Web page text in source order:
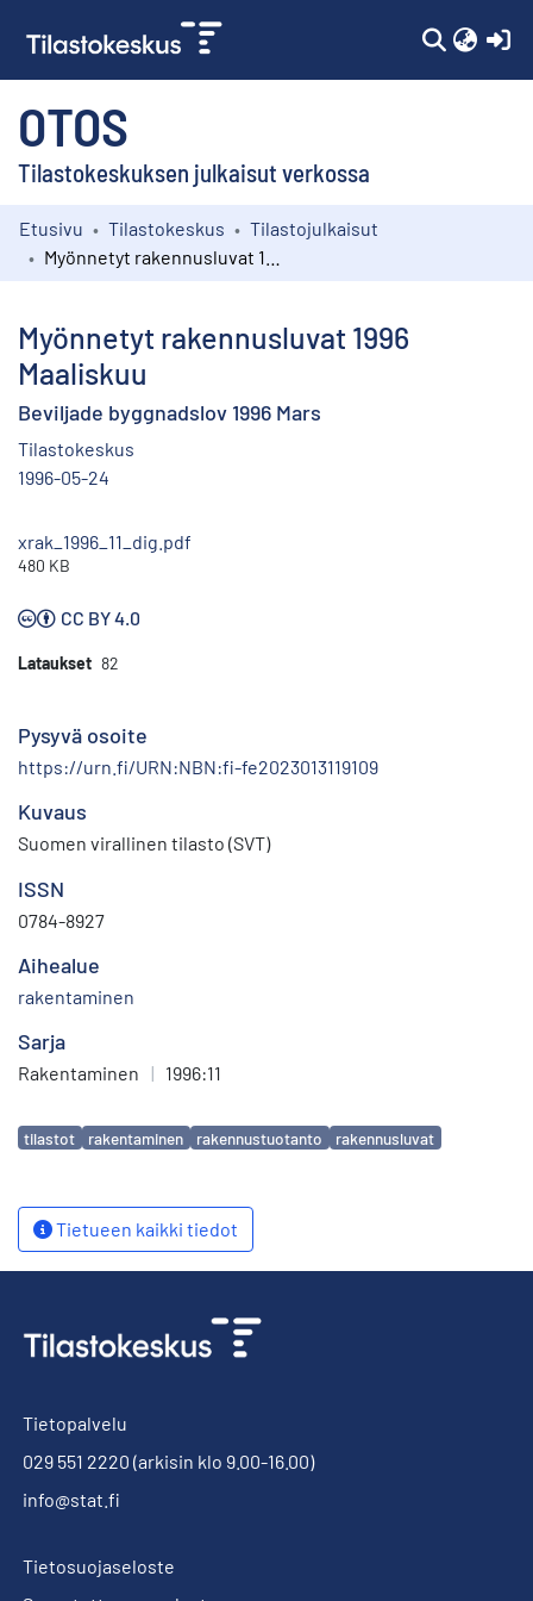
OTOS
Tilastokeskuksen julkaisut verkossa
Kokoelmat
Etusivu Tilastokeskus
Tilastojulkaisut
Myönnetyt rakennusluvat 1996
Maaliskuu
Beviljade byggnadslov 1996 Mars
Tilastokeskus
1996-05-24
xrak_1996_11_dig.pdf
480 KB
CC BY 4.0
Lataukset 82
Pysyvä osoite
https://urn.fi/URN:NBN:fi-fe2023013119109
Kuvaus
Suomen virallinen tilasto (SVT)
ISSN
0784-8927
Aihealue
rakentaminen
Sarja
Rakentaminen | 1996:11
Avainsanat
tilastot rakentaminen rakennustuotanto rakennusluvat
Tietueen kaikki tiedot
Tietopalvelu
029 551 2220 (arkisin klo 9.00-16.00)
info@stat.fi
Tietosuojaseloste